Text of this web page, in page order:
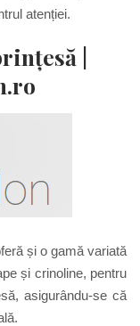
atenției.
|
și o gamă variată
și crinoline, pentru
asigurându-se că